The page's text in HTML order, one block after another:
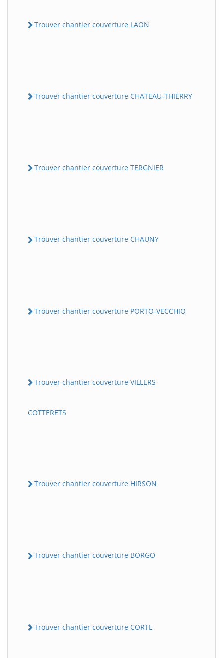
Trouver chantier couverture LAON
Trouver chantier couverture CHATEAU-THIERRY
Trouver chantier couverture TERGNIER
Trouver chantier couverture CHAUNY
Trouver chantier couverture PORTO-VECCHIO
Trouver chantier couverture VILLERS-
COTTERETS
Trouver chantier couverture HIRSON
Trouver chantier couverture BORGO
Trouver chantier couverture CORTE